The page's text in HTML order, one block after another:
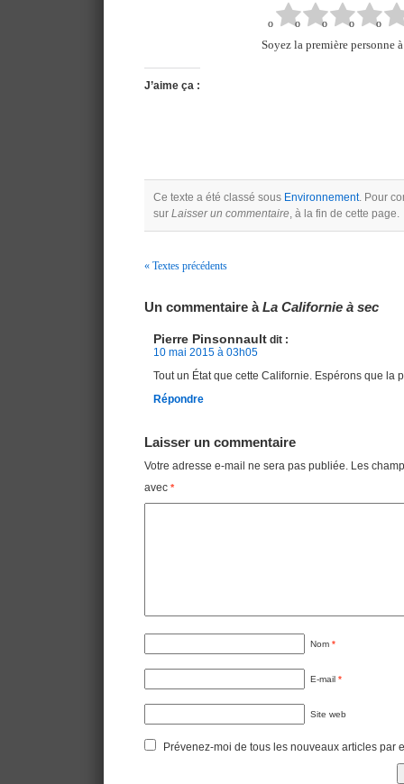
Soyez la première personne
J’aime ça :
Ce texte a été classé sous Environnement. Pour
sur Laisser un commentaire, à la fin de cette page.
« Textes précédents
Un commentaire àLa Californie à sec
Pierre Pinsonnault dit :
10 mai 2015 à 03h05
Tout un État que cette Californie. Espérons que la
Répondre
Laisser un commentaire
Votre adresse e-mail ne sera pas publiée. Les
avec *
Nom *
E-mail *
Site web
Prévenez-moi de tous les nouveaux articles par